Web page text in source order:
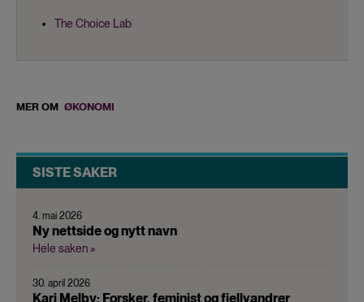
The Choice Lab
MER OM ØKONOMI
SISTE SAKER
4. mai 2026
Ny nettside og nytt navn
Hele saken »
30. april 2026
Kari Melby: Forsker, feminist og fjellvandrer